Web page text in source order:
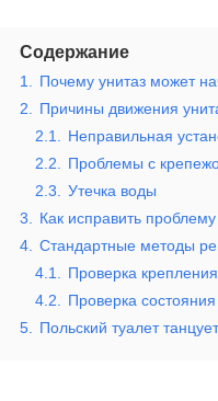
Содержание
1.
Почему унитаз может
2.
Причины движения
2.1.
Неправильная
2.2.
Проблемы с
2.3.
Утечка воды
3.
Как исправить
4.
Стандартные методы
4.1.
Проверка
4.2.
Проверка
5.
Польский туалет